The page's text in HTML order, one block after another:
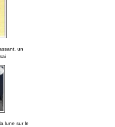
un
lune sur le